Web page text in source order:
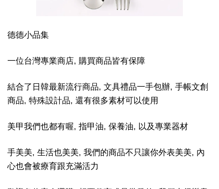
德德小品集
一位台灣專業商店, 購買商品皆有保障
結合了日韓最新流行商品, 文具禮品一手包辦, 手帳文創
商品, 特殊設計品, 還有很多素材可以使用
美甲我們也都有喔, 指甲油, 保養油, 以及專業器材
手美美, 生活也美美, 我們的商品不只讓你外表美美, 內
心也會被療育跟充滿活力